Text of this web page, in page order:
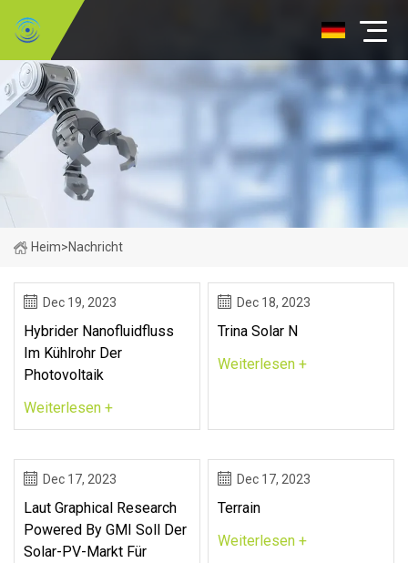
Heim>Nachricht
Dec 19, 2023
Hybrider Nanofluidfluss
Im Kühlrohr Der
Photovoltaik
Weiterlesen +
Dec 18, 2023
Trina Solar N
Weiterlesen +
Dec 17, 2023
Laut Graphical Research
Powered By GMI Soll Der
Solar-PV-Markt Für
Dec 17, 2023
Terrain
Weiterlesen +